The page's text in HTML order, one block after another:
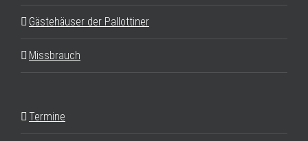
Gästehäuser der Pallottiner
Missbrauch
Termine